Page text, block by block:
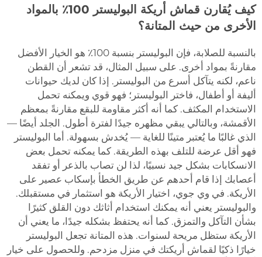
كيف يُقارن قماش أريكة البوليستر 100٪ بالمواد
الأخرى من حيث المتانة؟
بالنسبة للصلابة، فإن البوليستر بنسبة 100٪ هو الخيار الأفضل
مقارنةً بمواد أخرى. على سبيل المثال، قد تشعر أن القطن
ناعم، لكنه يتآكل أسرع من البوليستر. إذا كان لديك حيوانات
أليفة أو أطفال، فاختر البوليستر؛ فهو قوي ويمكنه تحمل
الاستخدام المكثف. كما أنه أكثر مقاومة للبقع مقارنةً بمعظم
الأقمشة، وبالتالي يبقي مظهره جيدًا لفترة أطول. الجلد أيضًا —
الذي غالبًا ما يُعتبر متينًا للغاية — يُخدش بسهولة. أما البوليستر
فهو أقل عرضة للتلف بهذه الطريقة. كما يمكنه تحمل بعض
الانسكابات بشكل جيد نسبيًا، لذا لن تصاب بالذعر أو تفقد
أعصابك إذا قام أحدهم عن طريق الخطأ بإسكاب عصير على
الأريكة. في وي جوي، اختيار الأريكة هو استثمار في مستقبلك.
والبوليستر يعني أنه يمكنك استخدام أثاثك دون القلق كثيرًا
بشأن التآكل والتمزق. كما أنه يحتفظ بشكله جيدًا، ما يعني أن
الأريكة ستظل مريحة لسنوات. هذه المتانة تجعل البوليستر
خيارًا ذكيًا لقماش أريكتك في منزل مزدحم. وللحصول على خيار